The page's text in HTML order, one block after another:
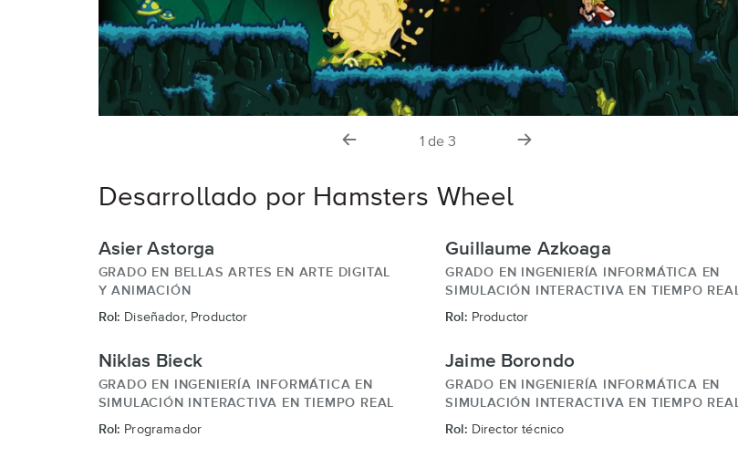
1 de 3
Desarrollado por Hamsters Wheel
Asier Astorga
GRADO EN BELLAS ARTES EN ARTE DIGITAL
Y ANIMACIÓN
Rol: Diseñador, Productor
Guillaume Azkoaga
GRADO EN INGENIERÍA INFORMÁTICA EN
SIMULACIÓN INTERACTIVA EN TIEMPO REAL
Rol: Productor
Niklas Bieck
GRADO EN INGENIERÍA INFORMÁTICA EN
SIMULACIÓN INTERACTIVA EN TIEMPO REAL
Rol: Programador
Jaime Borondo
GRADO EN INGENIERÍA INFORMÁTICA EN
SIMULACIÓN INTERACTIVA EN TIEMPO REAL
Rol: Director técnico